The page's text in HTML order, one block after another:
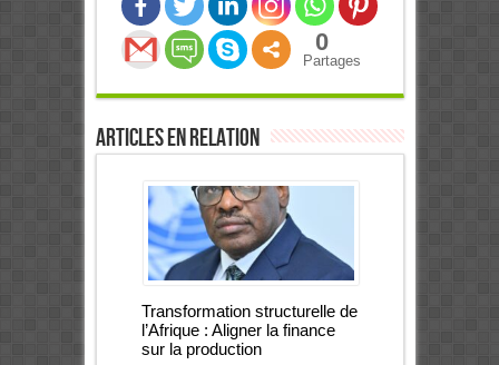
0
Partages
Articles en relation
Transformation structurelle de
l’Afrique : Aligner la finance
sur la production